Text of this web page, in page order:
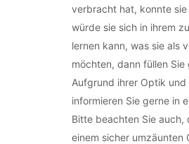
verbracht hat, konnte
würde sie sich in ihrem
lernen kann, was sie als
möchten, dann füllen
Aufgrund ihrer Optik und
informieren Sie gerne in
Bitte beachten Sie auch,
einem sicher umzäunten